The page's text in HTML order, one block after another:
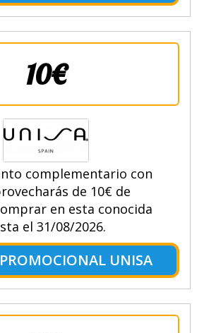
10€
complementario con
de 10€ de
en esta conocida
el 31/08/2026.
UNISA